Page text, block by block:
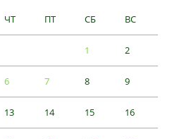
ЧТ ПТ СБ ВС
1 2
6 7 8 9
13 14 15 16